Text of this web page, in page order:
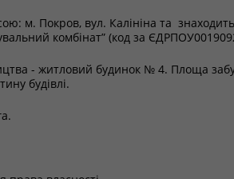
м. Покров, вул. Калініна та
комбінат” (код за
- житловий будинок № 4. Площа
будівлі.